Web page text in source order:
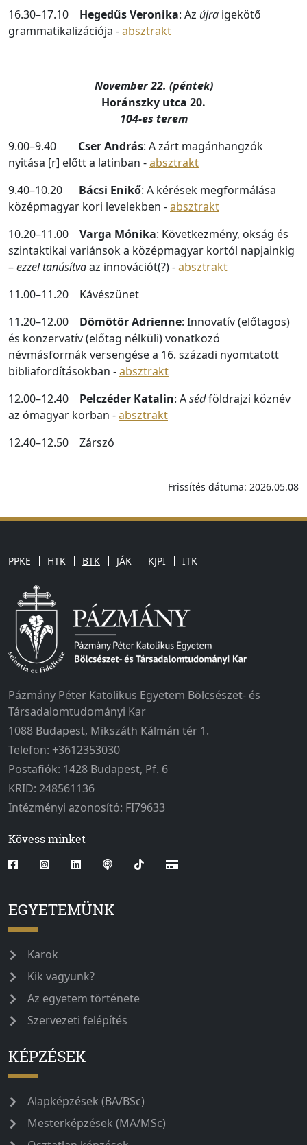
16.30–17.10
Hegedűs Veronika: Az újra igekötő
grammatikalizációja -absztrakt
November 22. (péntek)
Horánszky utca 20.
104-es terem
9.00–9.40
Cser András: A zárt magánhangzók
nyitása [r] előtt a latinban -absztrakt
9.40–10.20
Bácsi Enikő: A kérések megformálása
középmagyar kori levelekben -absztrakt
10.20–11.00
Varga Mónika: Következmény, okság és
szintaktikai variánsok a középmagyar kortól napjainkig
–ezzel tanúsítvaaz innovációt(?) -absztrakt
11.00–11.20 Kávészünet
11.20–12.00
Dömötör Adrienne: Innovatív (előtagos)
és konzervatív (előtag nélküli) vonatkozó
névmásformák versengése a 16. századi nyomtatott
bibliafordításokban -absztrakt
12.00–12.40
Pelczéder Katalin: Asédföldrajzi köznév
az ómagyar korban -absztrakt
12.40–12.50 Zárszó
Frissítés dátuma: 2026.05.08
PPKE HTK BTK JÁK KJPI ITK
Pázmány Péter Katolikus Egyetem Bölcsészet- és
Társadalomtudományi Kar
1088 Budapest, Mikszáth Kálmán tér 1.
Telefon: +3612353030
Postafiók: 1428 Budapest, Pf. 6
KRID: 248561136
Intézményi azonosító: FI79633
Kövess minket
EGYETEMÜNK
Karok
Kik vagyunk?
Az egyetem története
Szervezeti felépítés
KÉPZÉSEK
Alapképzések (BA/BSc)
Mesterképzések (MA/MSc)